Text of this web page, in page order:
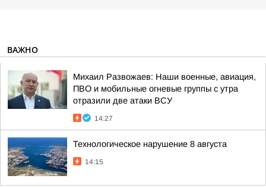
ВАЖНО
Михаил Развожаев: Наши военные, авиация,
ПВО и мобильные огневые группы с утра
отразили две атаки ВСУ
14:27
Технологическое нарушение 8 августа
14:15